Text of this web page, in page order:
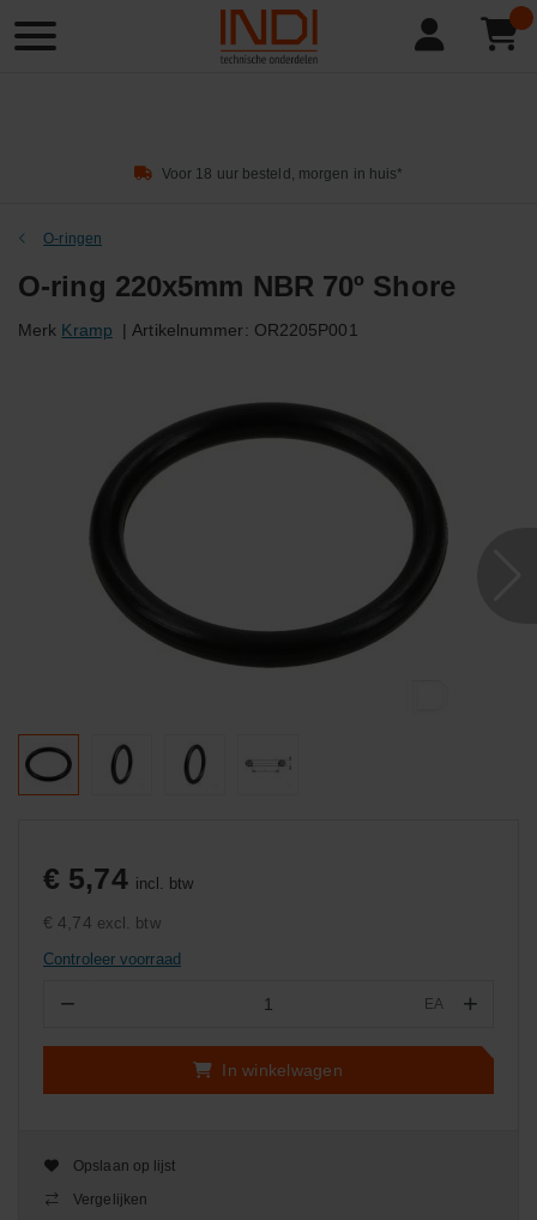
Product
zoeken
Voor 18 uur besteld, morgen in huis*
O-ringen
O-ring 220x5mm NBR 70º Shore
Merk Kramp | Artikelnummer: OR2205P001
€ 5,74 incl. btw
€ 4,74 excl. btw
Controleer voorraad
− EA +
In winkelwagen
Opslaan op lijst
Vergelijken